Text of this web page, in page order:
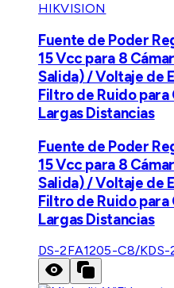
HIKVISION
Fuente de Poder
15 Vcc para 8
Salida) / Voltaje de
Filtro de Ruido para
Largas Distancias
Fuente de Poder
15 Vcc para 8
Salida) / Voltaje de
Filtro de Ruido para
Largas Distancias
DS-2FA1205-C8/KDS-